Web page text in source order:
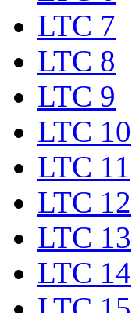
LTC 7
LTC 8
LTC 9
LTC 10
LTC 11
LTC 12
LTC 13
LTC 14